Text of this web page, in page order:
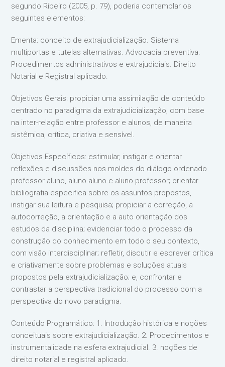
segundo Ribeiro (2005, p. 79), poderia contemplar os
seguintes elementos:
Ementa: conceito de extrajudicialização. Sistema
multiportas e tutelas alternativas. Advocacia preventiva.
Procedimentos administrativos e extrajudiciais. Direito
Notarial e Registral aplicado.
Objetivos Gerais: propiciar uma assimilação de conteúdo
centrado no paradigma da extrajudicialização, com base
na inter-relação entre professor e alunos, de maneira
sistêmica, crítica, criativa e sensível.
Objetivos Específicos: estimular, instigar e orientar
reflexões e discussões nos moldes do diálogo ordenado
professor-aluno, aluno-aluno e aluno-professor; orientar
bibliografia especifica sobre os assuntos propostos,
instigar sua leitura e pesquisa; propiciar a correção, a
autocorreção, a orientação e a auto orientação dos
estudos da disciplina; evidenciar todo o processo da
construção do conhecimento em todo o seu contexto,
com visão interdisciplinar; refletir, discutir e escrever crítica
e criativamente sobre problemas e soluções atuais
propostos pela extrajudicialização; e, confrontar e
contrastar a perspectiva tradicional do processo com a
perspectiva do novo paradigma.
Conteúdo Programático: 1. Introdução histórica e noções
conceituais sobre extrajudicialização. 2. Procedimentos e
instrumentalidade na esfera extrajudicial. 3. noções de
direito notarial e registral aplicado.